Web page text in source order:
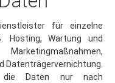
für einzelne
Hosting, Wartung und
Datenträgervernichtung.
die Daten nur nach
sind vertraglich zur